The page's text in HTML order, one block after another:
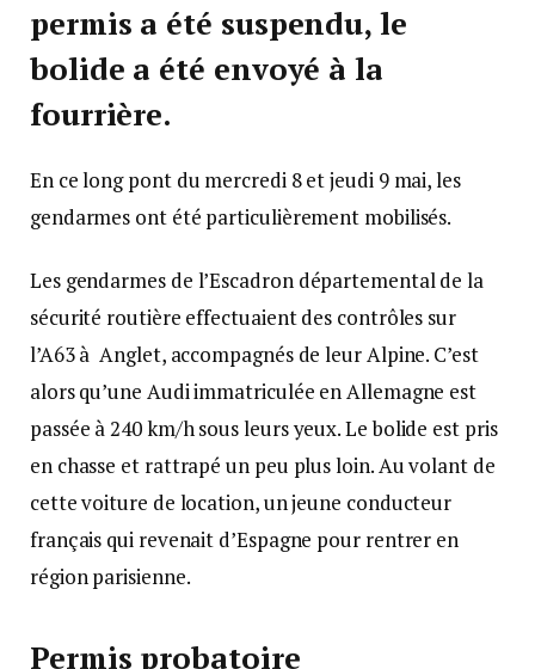
permis a été suspendu, le
bolide a été envoyé à la
fourrière.
En ce long pont du mercredi 8 et jeudi 9 mai, les
gendarmes ont été particulièrement mobilisés.
Les gendarmes de l’Escadron départemental de la
sécurité routière effectuaient des contrôles sur
l’A63 à Anglet, accompagnés de leur Alpine. C’est
alors qu’une Audi immatriculée en Allemagne est
passée à 240 km/h sous leurs yeux. Le bolide est pris
en chasse et rattrapé un peu plus loin. Au volant de
cette voiture de location, un jeune conducteur
français qui revenait d’Espagne pour rentrer en
région parisienne.
Permis probatoire